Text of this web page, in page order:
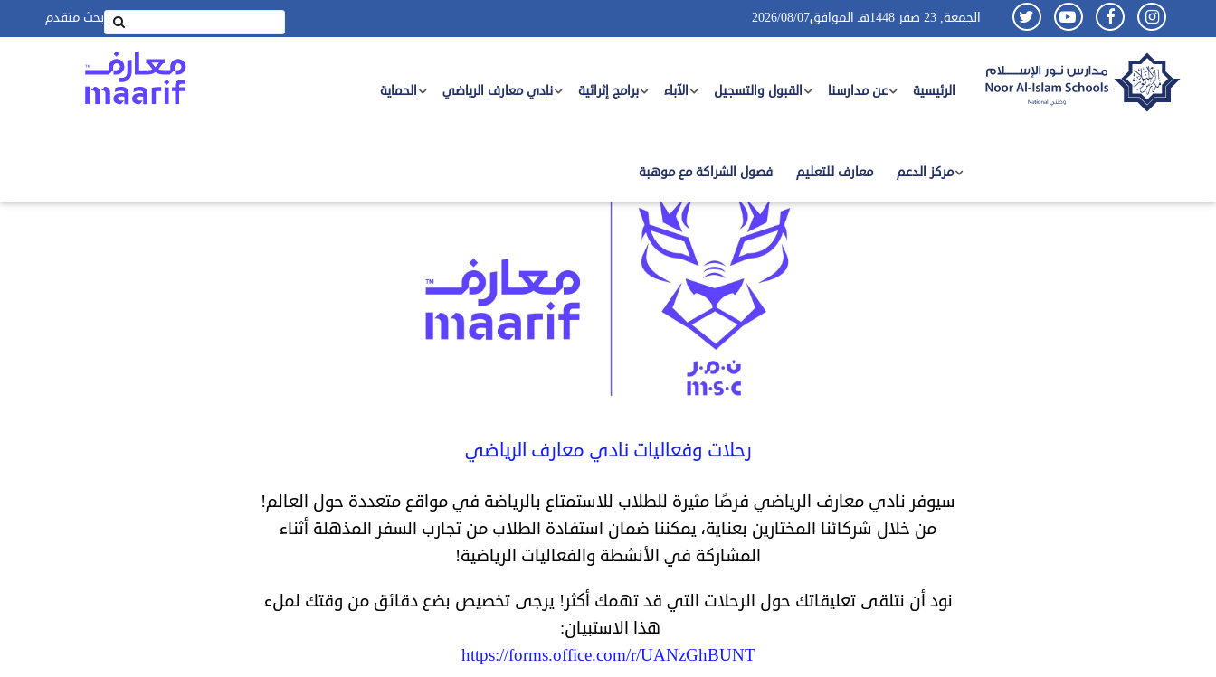
بحث متقدم الجمعة, 23 صفر 1448هـ الموافق 2026/08/07
الرئيسية عن مدارسنا القبول والتسجيل الآباء برامج إثرائية نادي معارف الرياضي الحماية
مركز الدعم معارف للتعليم فصول الشراكة مع موهبة
رحلات وفعاليات نادي معارف الرياضي
سيوفر نادي معارف الرياضي فرصًا مثيرة للطلاب للاستمتاع بالرياضة في مواقع متعددة حول العالم!
من خلال شركائنا المختارين بعناية، يمكننا ضمان استفادة الطلاب من تجارب السفر المذهلة أثناء
المشاركة في الأنشطة والفعاليات الرياضية!
نود أن نتلقى تعليقاتك حول الرحلات التي قد تهمك أكثر! يرجى تخصيص بضع دقائق من وقتك لملء
هذا الاستبيان:
https://forms.office.com/r/UANzGhBUNT